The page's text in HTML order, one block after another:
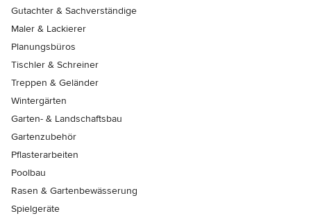
Gutachter & Sachverständige
Maler & Lackierer
Planungsbüros
Tischler & Schreiner
Treppen & Geländer
Wintergärten
Garten- & Landschaftsbau
Gartenzubehör
Pflasterarbeiten
Poolbau
Rasen & Gartenbewässerung
Spielgeräte